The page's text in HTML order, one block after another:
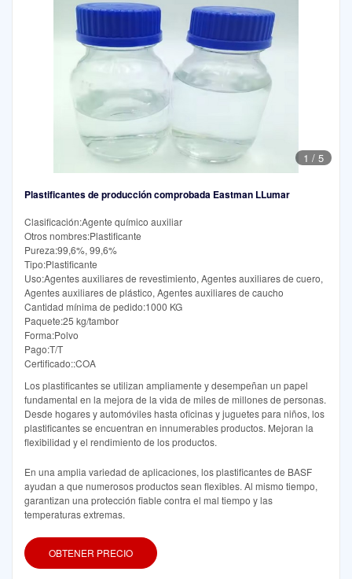
1 / 5
Plastificantes de producción comprobada Eastman LLumar
Clasificación:Agente químico auxiliar
Otros nombres:Plastificante
Pureza:99,6%, 99,6%
Tipo:Plastificante
Uso:Agentes auxiliares de revestimiento, Agentes auxiliares de cuero,
Agentes auxiliares de plástico, Agentes auxiliares de caucho
Cantidad mínima de pedido:1000 KG
Paquete:25 kg/tambor
Forma:Polvo
Pago:T/T
Certificado::COA
Los plastificantes se utilizan ampliamente y desempeñan un papel
fundamental en la mejora de la vida de miles de millones de personas.
Desde hogares y automóviles hasta oficinas y juguetes para niños, los
plastificantes se encuentran en innumerables productos. Mejoran la
flexibilidad y el rendimiento de los productos.
En una amplia variedad de aplicaciones, los plastificantes de BASF
ayudan a que numerosos productos sean flexibles. Al mismo tiempo,
garantizan una protección fiable contra el mal tiempo y las
temperaturas extremas.
OBTENER PRECIO